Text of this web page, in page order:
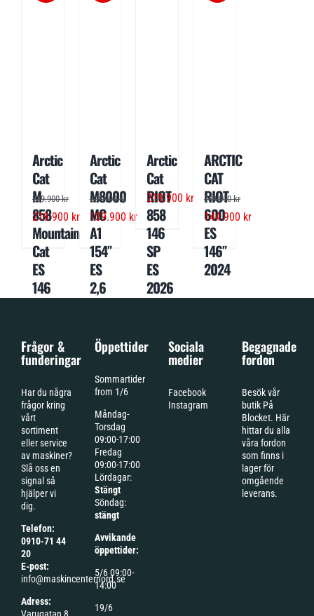
Arctic
Cat
M
858
Mountain
Cat
ES
146
239.900kr
Det
ursprungliga
priset
var:
239.900 kr.
219.900 krDet
nuvarande
priset
219.900 kr.
Arctic
Cat
M8000
MC
A1
154″
ES
2,6
208.900kr
Det
ursprungliga
priset
var:
208.900 kr.
139.900 krDet
nuvarande
priset
139.900 kr.
Arctic
Cat
RIOT
858
146
SP
ES
2026
219.900 kr
ARCTIC
CAT
RIOT
600
ES
146″
2024
189.900kr
Det
ursprungliga
priset
var:
144.900 krDet
Frågor &
funderingar
Har du några
frågor kring
vårt
sortiment
eller service
av maskiner?
Slå oss en
signal så
hjälper vi
dig.
Telefon:
0910-71 44
20
E-post:
info@maskincenternord.se
Adress:
Öppettider
Sommartider
from 1/6
Måndag-
Torsdag
09:00-17:00
Fredag
09:00-17:00
Lördagar:
Stängt
Söndag:
stängt
Avvikande
öppettider:
5/6 09:00-
14:00
19/6
Sociala
medier
Facebook
Instagram
Begagnade
fordon
Besök vår
butik På
Blocket. Här
hittar du alla
våra fordon
som finns i
lager för
omgående
leverans.